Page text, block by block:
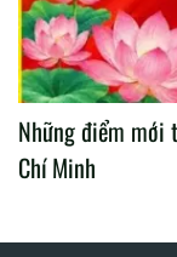
Những điểm mới
Chí Minh